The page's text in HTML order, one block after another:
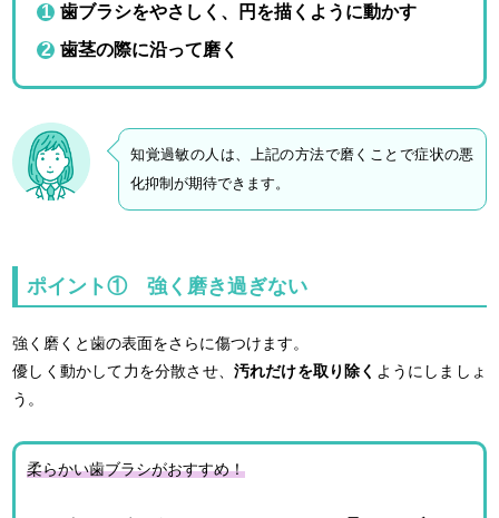
歯ブラシをやさしく、円を描くように動かす
歯茎の際に沿って磨く
知覚過敏の人は、上記の方法で磨くことで症状の悪
化抑制が期待できます。
ポイント① 強く磨き過ぎない
強く磨くと歯の表面をさらに傷つけます。
優しく動かして力を分散させ、 汚れだけを取り除く ようにしましょ
う。
柔らかい歯ブラシがおすすめ！